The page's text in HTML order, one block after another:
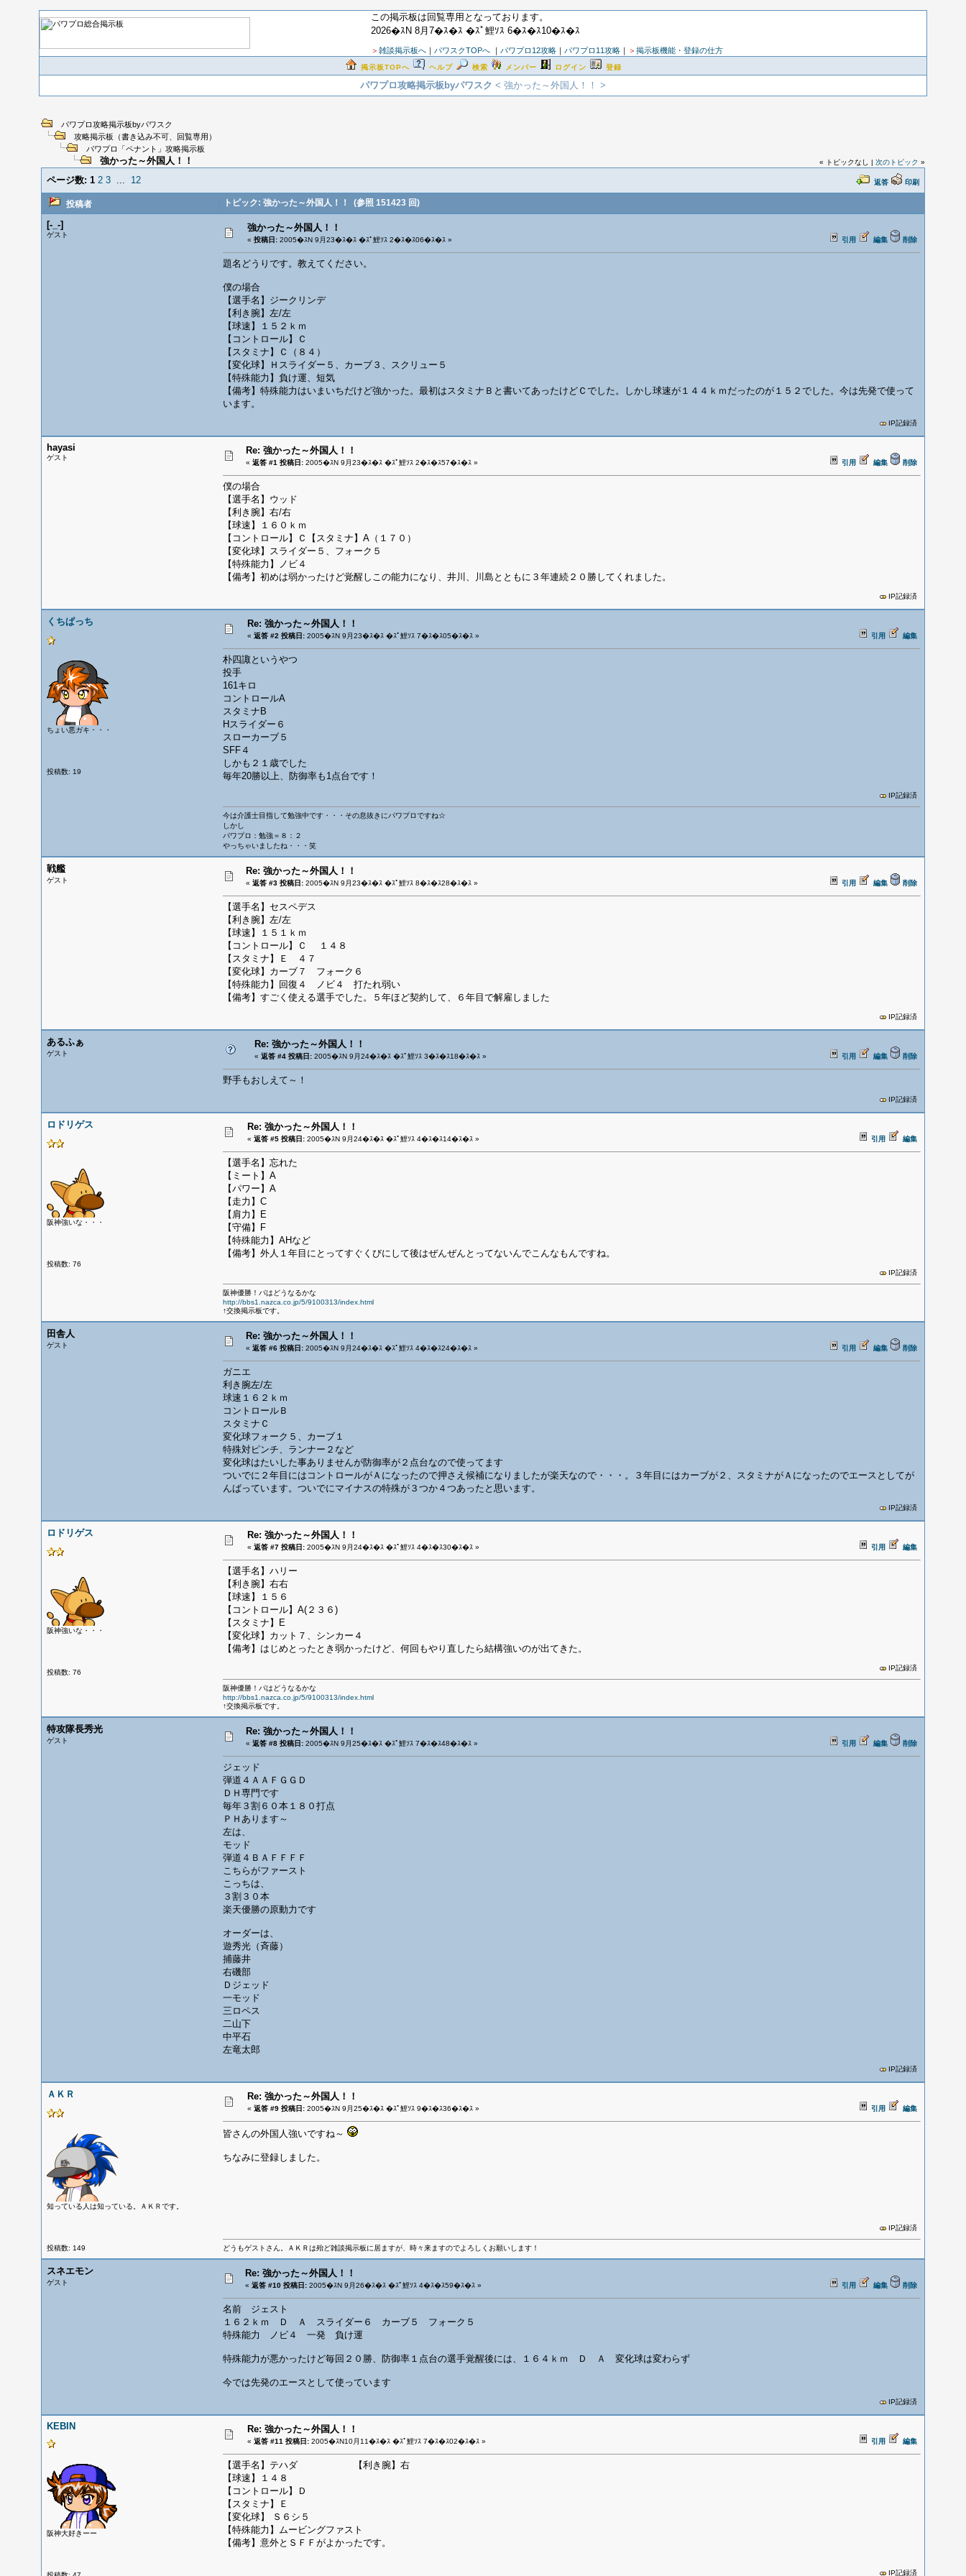
この掲示板は回覧専用となっております。
2026�ｽN 8月7�ｽ�ｽ �ｽﾟ鯉ｿｽ 6�ｽ�ｽ10�ｽ�ｽ
＞ 雑談掲示板へ ｜ パワスクTOPへ ｜ パワプロ12攻略 ｜ パワプロ11攻略 ｜ ＞ 掲示板機能・登録の仕方
掲示板TOPへ ヘルプ 検索 メンバー ログイン 登録
パワプロ攻略掲示板byパワスク < 強かった～外国人！！ >
パワプロ攻略掲示板byパワスク
攻略掲示板（書き込み不可、回覧専用）
パワプロ「ペナント」攻略掲示板
強かった～外国人！！ « トピックなし | 次のトピック »
ページ数: 1 2 3 ... 12 返答 印刷
投稿者 トピック: 強かった～外国人！！ (参照 151423 回)
[-_-]
ゲスト
強かった～外国人！！
« 投稿日: 2005�ｽN 9月23�ｽ�ｽ �ｽﾟ鯉ｿｽ 2�ｽ�ｽ06�ｽ�ｽ » 引用 編集 削除
題名どうりです。教えてください。
僕の場合
【選手名】ジークリンデ
【利き腕】左/左
【球速】１５２ｋｍ
【コントロール】Ｃ
【スタミナ】Ｃ（８４）
【変化球】Ｈスライダー５、カーブ３、スクリュー５
【特殊能力】負け運、短気
【備考】特殊能力はいまいちだけど強かった。最初はスタミナＢと書いてあったけどＣでした。しかし球速が１４４ｋｍだったのが１５２でした。今は先発で使って
います。
IP記録済
hayasi
ゲスト
Re: 強かった～外国人！！
« 返答 #1 投稿日: 2005�ｽN 9月23�ｽ�ｽ �ｽﾟ鯉ｿｽ 2�ｽ�ｽ57�ｽ�ｽ » 引用 編集 削除
僕の場合
【選手名】ウッド
【利き腕】右/右
【球速】１６０ｋｍ
【コントロール】Ｃ【スタミナ】 A （１７０）
【変化球】スライダー５、フォーク５
【特殊能力】ノビ４
【備考】初めは弱かったけど覚醒しこの能力になり、井川、川島とともに３年連続２０勝してくれました。
IP記録済
くちぱっち
ちょい悪ガキ・・・
投稿数: 19
Re: 強かった～外国人！！
« 返答 #2 投稿日: 2005�ｽN 9月23�ｽ�ｽ �ｽﾟ鯉ｿｽ 7�ｽ�ｽ05�ｽ�ｽ » 引用 編集
朴四諏というやつ
投手
161キロ
コントロールA
スタミナB
Hスライダー６
スローカーブ５
SFF４
しかも２１歳でした
毎年20勝以上、防御率も1点台です！
IP記録済
今は介護士目指して勉強中です・・・その息抜きにパワプロですね☆
しかし
パワプロ：勉強＝８：２
やっちゃいましたね・・・笑
戦艦
ゲスト
Re: 強かった～外国人！！
« 返答 #3 投稿日: 2005�ｽN 9月23�ｽ�ｽ �ｽﾟ鯉ｿｽ 8�ｽ�ｽ28�ｽ�ｽ » 引用 編集 削除
【選手名】セスペデス
【利き腕】左/左
【球速】１５１ｋｍ
【コントロール】Ｃ １４８
【スタミナ】Ｅ ４７
【変化球】カーブ７ フォーク６
【特殊能力】回復４ ノビ４ 打たれ弱い
【備考】すごく使える選手でした。５年ほど契約して、６年目で解雇しました
IP記録済
あるふぁ
ゲスト
Re: 強かった～外国人！！
« 返答 #4 投稿日: 2005�ｽN 9月24�ｽ�ｽ �ｽﾟ鯉ｿｽ 3�ｽ�ｽ18�ｽ�ｽ » 引用 編集 削除
野手もおしえて～！
IP記録済
ロドリゲス
阪神強いな・・・
投稿数: 76
Re: 強かった～外国人！！
« 返答 #5 投稿日: 2005�ｽN 9月24�ｽ�ｽ �ｽﾟ鯉ｿｽ 4�ｽ�ｽ14�ｽ�ｽ » 引用 編集
【選手名】忘れた
【ミート】A
【パワー】A
【走力】C
【肩力】E
【守備】F
【特殊能力】AHなど
【備考】外人１年目にとってすぐくびにして後はぜんぜんとってないんでこんなもんですね。
IP記録済
阪神優勝！パはどうなるかな
http://bbs1.nazca.co.jp/5/9100313/index.html
↑交換掲示板です。
田舎人
ゲスト
Re: 強かった～外国人！！
« 返答 #6 投稿日: 2005�ｽN 9月24�ｽ�ｽ �ｽﾟ鯉ｿｽ 4�ｽ�ｽ24�ｽ�ｽ » 引用 編集 削除
ガニエ
利き腕左/左
球速１６２ｋｍ
コントロールＢ
スタミナＣ
変化球フォーク５、カーブ１
特殊対ピンチ、ランナー２など
変化球はたいした事ありませんが防御率が２点台なので使ってます
ついでに２年目にはコントロールがＡになったので押さえ候補になりましたが楽天なので・・・。３年目にはカーブが２、スタミナがＡになったのでエースとしてが
んばっています。ついでにマイナスの特殊が３つか４つあったと思います。
IP記録済
ロドリゲス
阪神強いな・・・
投稿数: 76
Re: 強かった～外国人！！
« 返答 #7 投稿日: 2005�ｽN 9月24�ｽ�ｽ �ｽﾟ鯉ｿｽ 4�ｽ�ｽ30�ｽ�ｽ » 引用 編集
【選手名】ハリー
【利き腕】右右
【球速】１５６
【コントロール】A(２３６)
【スタミナ】E
【変化球】カット７、シンカー４
【備考】はじめとったとき弱かったけど、何回もやり直したら結構強いのが出てきた。
IP記録済
阪神優勝！パはどうなるかな
http://bbs1.nazca.co.jp/5/9100313/index.html
↑交換掲示板です。
特攻隊長秀光
ゲスト
Re: 強かった～外国人！！
« 返答 #8 投稿日: 2005�ｽN 9月25�ｽ�ｽ �ｽﾟ鯉ｿｽ 7�ｽ�ｽ48�ｽ�ｽ » 引用 編集 削除
ジェッド
弾道４ＡＡＦＧＧＤ
ＤＨ専門です
毎年３割６０本１８０打点
ＰＨあります～
左は、
モッド
弾道４ＢＡＦＦＦＦ
こちらがファースト
こっちは、
３割３０本
楽天優勝の原動力です
オーダーは、
遊秀光（斉藤）
捕藤井
右磯部
Ｄジェッド
一モッド
三ロペス
二山下
中平石
左竜太郎
IP記録済
ＡＫＲ
知っている人は知っている。ＡＫＲです。
投稿数: 149
Re: 強かった～外国人！！
« 返答 #9 投稿日: 2005�ｽN 9月25�ｽ�ｽ �ｽﾟ鯉ｿｽ 9�ｽ�ｽ36�ｽ�ｽ » 引用 編集
皆さんの外国人強いですね～
ちなみに登録しました。
IP記録済
どうもゲストさん。ＡＫＲは殆ど雑談掲示板に居ますが、時々来ますのでよろしくお願いします！
スネエモン
ゲスト
Re: 強かった～外国人！！
« 返答 #10 投稿日: 2005�ｽN 9月26�ｽ�ｽ �ｽﾟ鯉ｿｽ 4�ｽ�ｽ59�ｽ�ｽ » 引用 編集 削除
名前 ジェスト
１６２ｋｍ Ｄ Ａ スライダー６ カーブ５ フォーク５
特殊能力 ノビ４ 一発 負け運
特殊能力が悪かったけど毎回２０勝、防御率１点台の選手覚醒後には、１６４ｋｍ Ｄ Ａ 変化球は変わらず
今では先発のエースとして使っています
IP記録済
KEBIN
阪神大好きーー
Re: 強かった～外国人！！
« 返答 #11 投稿日: 2005�ｽN10月11�ｽ�ｽ �ｽﾟ鯉ｿｽ 7�ｽ�ｽ02�ｽ�ｽ » 引用 編集
【選手名】テハダ 【利き腕】右
【球速】１４８
【コントロール】Ｄ
【スタミナ】Ｅ
【変化球】 Ｓ６シ５
【特殊能力】ムービングファスト
【備考】意外とＳＦＦがよかったです。
IP記録済